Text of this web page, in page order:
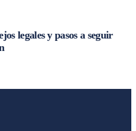
legales y pasos a seguir